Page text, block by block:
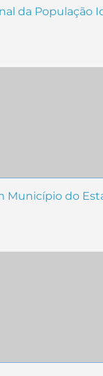
da População
Município do